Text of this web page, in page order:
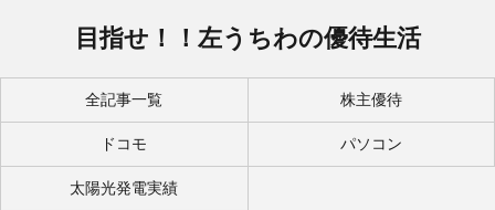
目指せ！！左うちわの優待生活
全記事一覧 株主優待
ドコモ パソコン
太陽光発電実績